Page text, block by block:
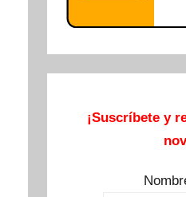
¡Suscríbete y